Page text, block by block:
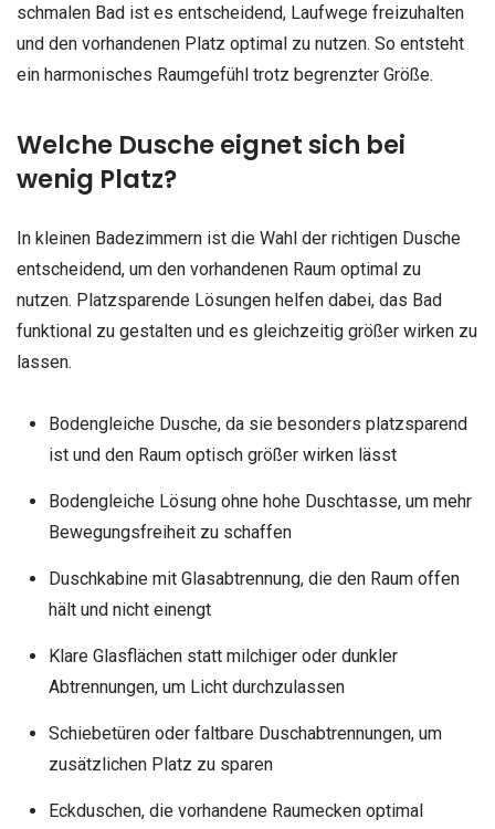
schmalen Bad ist es entscheidend, Laufwege freizuhalten
und den vorhandenen Platz optimal zu nutzen. So entsteht
ein harmonisches Raumgefühl trotz begrenzter Größe.
Welche Dusche eignet sich bei
wenig Platz?
In kleinen Badezimmern ist die Wahl der richtigen Dusche
entscheidend, um den vorhandenen Raum optimal zu
nutzen. Platzsparende Lösungen helfen dabei, das Bad
funktional zu gestalten und es gleichzeitig größer wirken zu
lassen.
Bodengleiche Dusche, da sie besonders platzsparend
ist und den Raum optisch größer wirken lässt
Bodengleiche Lösung ohne hohe Duschtasse, um mehr
Bewegungsfreiheit zu schaffen
Duschkabine mit Glasabtrennung, die den Raum offen
hält und nicht einengt
Klare Glasflächen statt milchiger oder dunkler
Abtrennungen, um Licht durchzulassen
Schiebetüren oder faltbare Duschabtrennungen, um
zusätzlichen Platz zu sparen
Eckduschen, die vorhandene Raumecken optimal